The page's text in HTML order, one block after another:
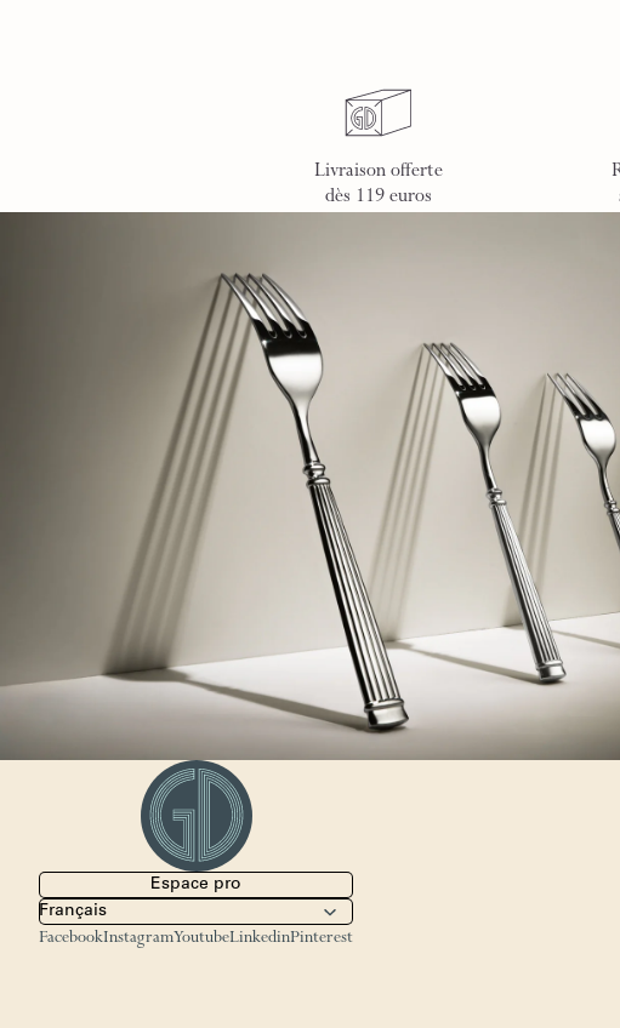
Livraison offerte
dès 119 euros
Espace pro
FacebookInstagramYoutubeLinkedinPinterest